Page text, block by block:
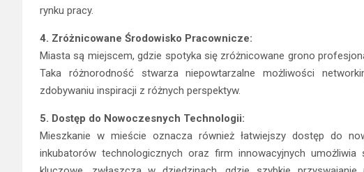
rynku pracy.
4. Zróżnicowane Środowisko Pracownicze:
Miasta są miejscem, gdzie spotyka się zróżnicowane grono
Taka różnorodność stwarza niepowtarzalne możliwości
zdobywaniu inspiracji z różnych perspektyw.
5. Dostęp do Nowoczesnych Technologii:
Mieszkanie w mieście oznacza również łatwiejszy dostęp do
inkubatorów technologicznych oraz firm innowacyjnych